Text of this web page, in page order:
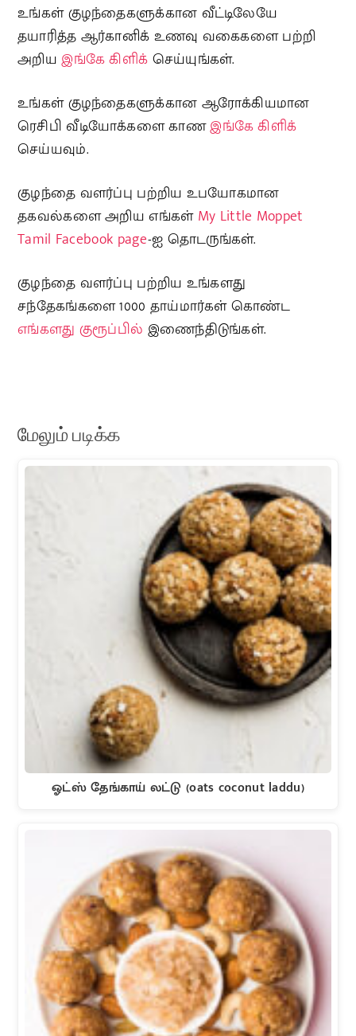
உங்கள் குழந்தைகளுக்கான வீட்டிலேயே
தயாரித்த ஆர்கானிக் உணவு வகைகளை பற்றி
அறியஇங்கே கிளிக் செய்யுங்கள்.
உங்கள் குழந்தைகளுக்கான ஆரோக்கியமான
ரெசிபி வீடியோக்களை காணஇங்கே கிளிக்
செய்யவும்.
குழந்தை வளர்ப்பு பற்றிய உபயோகமான
தகவல்களை அறிய எங்கள் My Little Moppet
Tamil Facebook page-ஐ தொடருங்கள்.
குழந்தை வளர்ப்பு பற்றிய உங்களது
சந்தேகங்களை 1000 தாய்மார்கள் கொண்ட
எங்களது குரூப்பில் இணைந்திடுங்கள்.
மேலும் படிக்க
ஓட்ஸ் தேங்காய் லட்டு (oats coconut laddu)